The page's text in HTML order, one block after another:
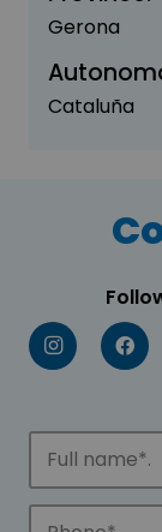
Gerona
Cataluña